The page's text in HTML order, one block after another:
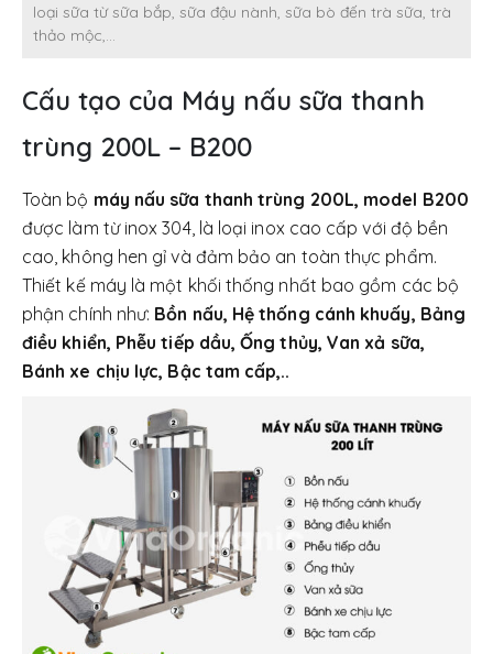
loại sữa từ sữa bắp, sữa đậu nành, sữa bò đến trà sữa, trà
thảo mộc,…
Cấu tạo của Máy nấu sữa thanh
trùng 200L – B200
Toàn bộ máy nấu sữa thanh trùng 200L, model B200
được làm từ inox 304, là loại inox cao cấp với độ bền
cao, không hen gỉ và đảm bảo an toàn thực phẩm.
Thiết kế máy là một khối thống nhất bao gồm các bộ
phận chính như: Bồn nấu, Hệ thống cánh khuấy, Bảng
điều khiển, Phễu tiếp dầu, Ống thủy, Van xả sữa,
Bánh xe chịu lực, Bậc tam cấp,..